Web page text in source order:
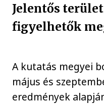
Jelentős
figyelhetők
A kutatás megyei
május és
eredmények